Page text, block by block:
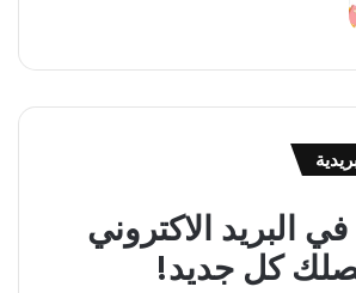
البريد الاكتروني
كل جديد!